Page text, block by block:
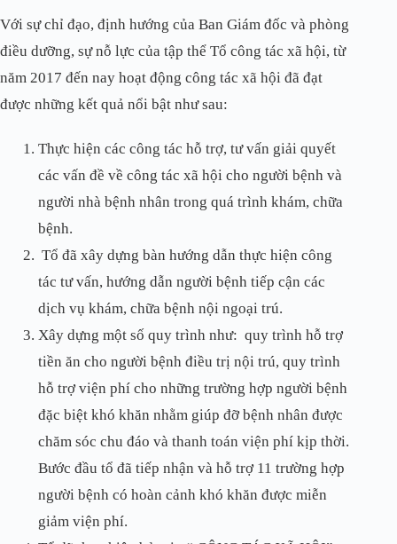
Với sự chỉ đạo, định hướng của Ban Giám đốc và phòng
điều dưỡng, sự nỗ lực của tập thể Tổ công tác xã hội, từ
năm 2017 đến nay hoạt động công tác xã hội đã đạt
được những kết quả nổi bật như sau:
Thực hiện các công tác hỗ trợ, tư vấn giải quyết
các vấn đề về công tác xã hội cho người bệnh và
người nhà bệnh nhân trong quá trình khám, chữa
bệnh.
Tổ đã xây dựng bàn hướng dẫn thực hiện công
tác tư vấn, hướng dẫn người bệnh tiếp cận các
dịch vụ khám, chữa bệnh nội ngoại trú.
Xây dựng một số quy trình như: quy trình hỗ trợ
tiền ăn cho người bệnh điều trị nội trú, quy trình
hỗ trợ viện phí cho những trường hợp người bệnh
đặc biệt khó khăn nhằm giúp đỡ bệnh nhân được
chăm sóc chu đáo và thanh toán viện phí kịp thời.
Bước đầu tổ đã tiếp nhận và hỗ trợ 11 trường hợp
người bệnh có hoàn cảnh khó khăn được miễn
giảm viện phí.